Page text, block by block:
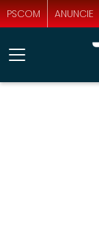
PSCOM ANUNCIE